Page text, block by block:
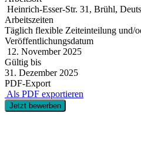
Heinrich-Esser-Str. 31, Brühl,
Arbeitszeiten
Täglich flexible Zeiteinteilung und/
Veröffentlichungsdatum
12. November 2025
Gültig bis
31. Dezember 2025
PDF-Export
Als PDF exportieren
Jetzt bewerben